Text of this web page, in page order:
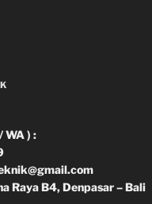
WA ) :
Raya B4, Denpasar – Bali